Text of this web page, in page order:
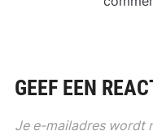
GEEF EEN
Je e-mailadres wordt